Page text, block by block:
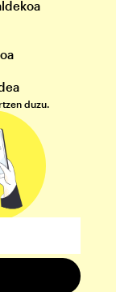
duzu.